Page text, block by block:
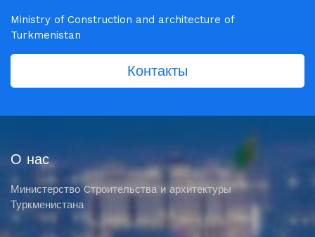
Ministry of Construction and architecture of
Turkmenistan
Контакты
О нас
Министерство Cтроительства и архитектуры
Туркменистана